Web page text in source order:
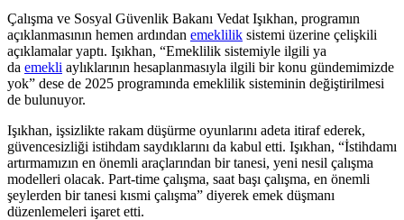
Çalışma ve Sosyal Güvenlik Bakanı Vedat Işıkhan, programın
açıklanmasının hemen ardından emeklilik sistemi üzerine çelişkili
açıklamalar yaptı. Işıkhan, “Emeklilik sistemiyle ilgili ya
da emekli aylıklarının hesaplanmasıyla ilgili bir konu gündemimizde
yok” dese de 2025 programında emeklilik sisteminin değiştirilmesi
de bulunuyor.
Işıkhan, işsizlikte rakam düşürme oyunlarını adeta itiraf ederek,
güvencesizliği istihdam saydıklarını da kabul etti. Işıkhan, “İstihdamı
artırmamızın en önemli araçlarından bir tanesi, yeni nesil çalışma
modelleri olacak. Part-time çalışma, saat başı çalışma, en önemli
şeylerden bir tanesi kısmi çalışma” diyerek emek düşmanı
düzenlemeleri işaret etti.